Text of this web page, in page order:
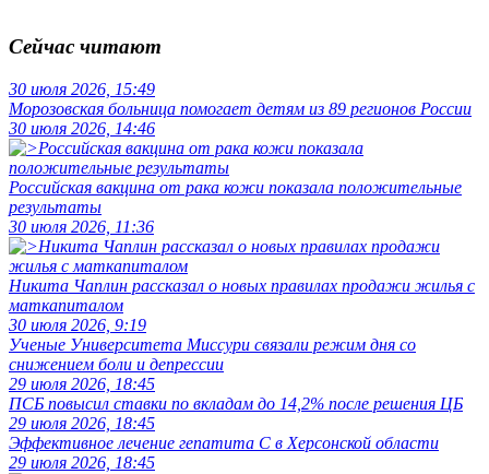
Сейчас читают
30 июля 2026, 15:49
Морозовская больница помогает детям из 89 регионов России
30 июля 2026, 14:46
Российская вакцина от рака кожи показала положительные
результаты
30 июля 2026, 11:36
Никита Чаплин рассказал о новых правилах продажи жилья с
маткапиталом
30 июля 2026, 9:19
Ученые Университета Миссури связали режим дня со
снижением боли и депрессии
29 июля 2026, 18:45
ПСБ повысил ставки по вкладам до 14,2% после решения ЦБ
29 июля 2026, 18:45
Эффективное лечение гепатита C в Херсонской области
29 июля 2026, 18:45